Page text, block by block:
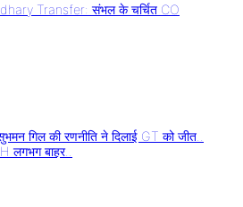
Transfer: संभल के चर्चित CO
गिल की रणनीति ने दिलाई GT को जीत..
लगभग बाहर..